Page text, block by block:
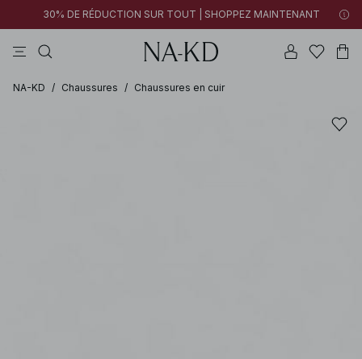
30% DE RÉDUCTION SUR TOUT | SHOPPEZ MAINTENANT
NA-KD / Chaussures / Chaussures en cuir